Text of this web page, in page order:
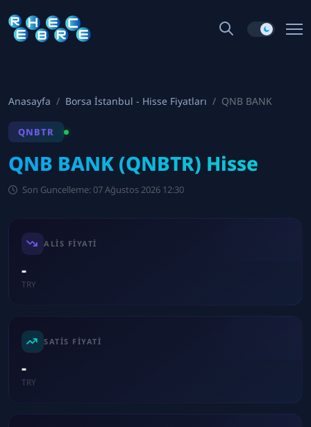
Anasayfa Borsa İstanbul - Hisse Fiyatları QNB BANK
QNBTR
QNB BANK (QNBTR) Hisse
Son Guncelleme: 07 Ağustos 2026 12:30
ALIS FIYATI
-
TRY
SATIS FIYATI
-
TRY